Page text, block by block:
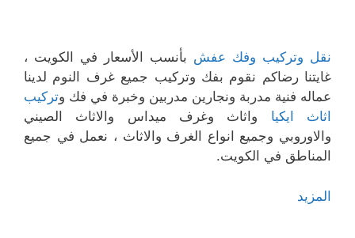
نقل وتركيب وفك عفش بأنسب الأسعار في الكويت ،
غايتنا رضاكم نقوم بفك وتركيب جميع غرف النوم لدينا
عماله فنية مدربة ونجارين مدربين وخبرة في فك وتركيب
اثاث ايكيا واثاث وغرف ميداس والاثاث الصيني
والاوروبي وجميع انواع الغرف والاثاث ، نعمل في جميع
المناطق في الكويت.
المزيد